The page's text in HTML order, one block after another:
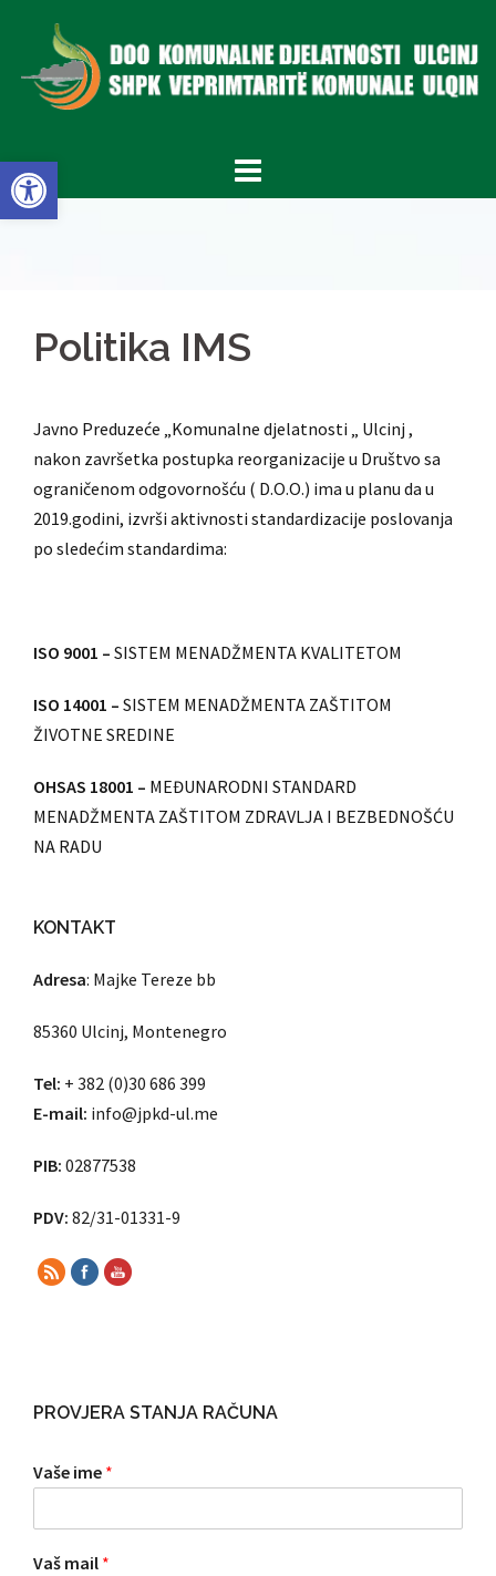
Open toolbar
content
Politika IMS
Javno Preduzeće „Komunalne djelatnosti „ Ulcinj ,
nakon završetka postupka reorganizacije u Društvo sa
ograničenom odgovornošću ( D.O.O.) ima u planu da u
2019.godini, izvrši aktivnosti standardizacije poslovanja
po sledećim standardima:
ISO 9001 – SISTEM MENADŽMENTA KVALITETOM
ISO 14001 – SISTEM MENADŽMENTA ZAŠTITOM
ŽIVOTNE SREDINE
OHSAS 18001 – MEĐUNARODNI STANDARD
MENADŽMENTA ZAŠTITOM ZDRAVLJA I BEZBEDNOŠĆU
NA RADU
KONTAKT
Adresa: Majke Tereze bb
85360 Ulcinj, Montenegro
Tel: + 382 (0)30 686 399
E-mail: info@jpkd-ul.me
PIB: 02877538
PDV: 82/31-01331-9
PROVJERA STANJA RAČUNA
Vaše ime *
Vaš mail *